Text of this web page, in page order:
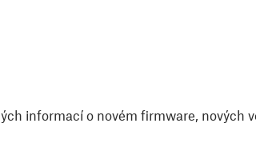
informací o novém firmware, nových